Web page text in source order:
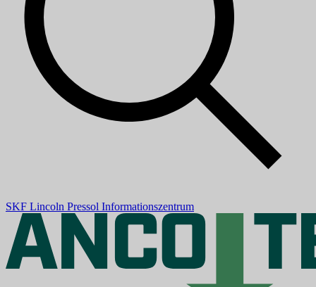
SKF Lincoln Pressol Informationszentrum